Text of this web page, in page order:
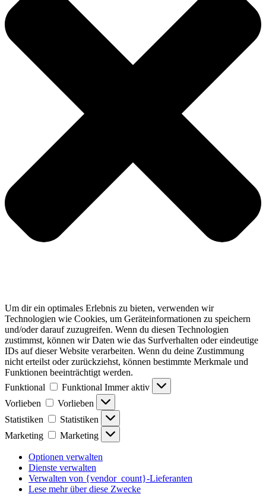
Um dir ein optimales Erlebnis zu bieten, verwenden wir
Technologien wie Cookies, um Geräteinformationen zu speichern
und/oder darauf zuzugreifen. Wenn du diesen Technologien
zustimmst, können wir Daten wie das Surfverhalten oder eindeutige
IDs auf dieser Website verarbeiten. Wenn du deine Zustimmung
nicht erteilst oder zurückziehst, können bestimmte Merkmale und
Funktionen beeinträchtigt werden.
Funktional
Funktional Immer aktiv
Vorlieben
Vorlieben
Statistiken
Statistiken
Marketing
Marketing
Optionen verwalten
Dienste verwalten
Verwalten von {vendor_count}-Lieferanten
Lese mehr über diese Zwecke